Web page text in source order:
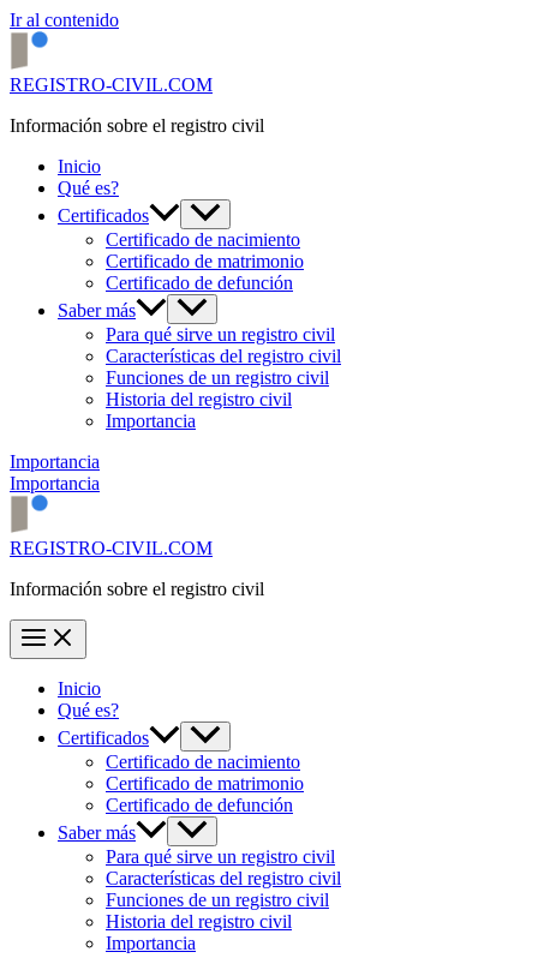
Ir al contenido
REGISTRO-CIVIL.COM
Información sobre el registro civil
Inicio
Qué es?
Certificados
Certificado de nacimiento
Certificado de matrimonio
Certificado de defunción
Saber más
Para qué sirve un registro civil
Características del registro civil
Funciones de un registro civil
Historia del registro civil
Importancia
Importancia
Importancia
REGISTRO-CIVIL.COM
Información sobre el registro civil
Inicio
Qué es?
Certificados
Certificado de nacimiento
Certificado de matrimonio
Certificado de defunción
Saber más
Para qué sirve un registro civil
Características del registro civil
Funciones de un registro civil
Historia del registro civil
Importancia